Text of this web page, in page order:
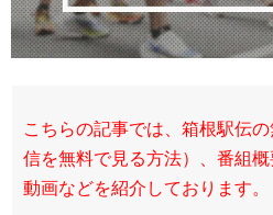
こちらの記事では、箱根駅伝
信を無料で見る方法）、番組
動画などを紹介しております。